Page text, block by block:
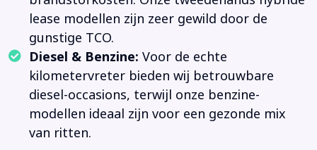
lease modellen zijn zeer gewild door de
gunstige TCO.
Diesel & Benzine: Voor de echte
kilometervreter bieden wij betrouwbare
diesel-occasions, terwijl onze benzine-
modellen ideaal zijn voor een gezonde mix
van ritten.